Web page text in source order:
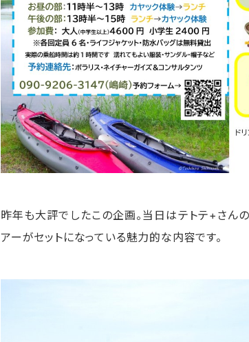
昨年も大評でしたこの企画。当日はテトテ+さん
アーがセットになっている魅力的な内容です。